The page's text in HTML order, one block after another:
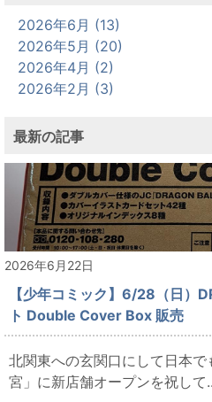
2026年6月 (13)
2026年5月 (20)
2026年4月 (2)
2026年2月 (3)
最新の記事
2026年6月22日
【少年コミック】6/28（日）
ト Double Cover Box 販売
北関東への玄関口にして日本
宮」に新店舗オープンを祝して